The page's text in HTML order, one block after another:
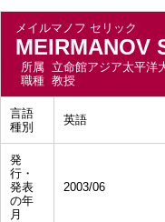
メイルマノフ セリック
MEIRMANOV
所属 立命館アジア太平洋
職種 教授
言語
種別
英語
発
行・
発表
の年
月
2003/06